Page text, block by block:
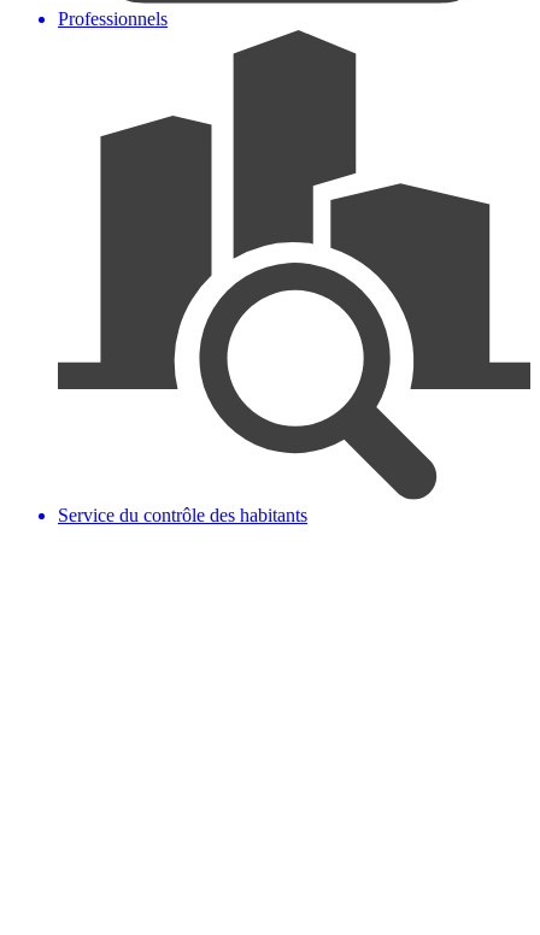
Professionnels
Service du contrôle des habitants